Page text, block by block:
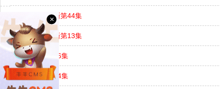
更新第44集
米良与麦青更新第13集
黑珊瑚更新第26集
龙婆虎更新第04集
×